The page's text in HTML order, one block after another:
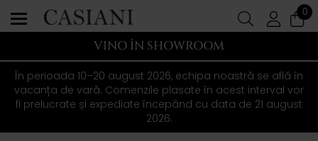
0
VINO ÎN SHOWROOM
În perioada 10–20 august 2026, echipa noastră se află în
vacanța de vară. Comenzile plasate în acest interval vor
fi prelucrate și expediate începând cu data de 21 august
2026.